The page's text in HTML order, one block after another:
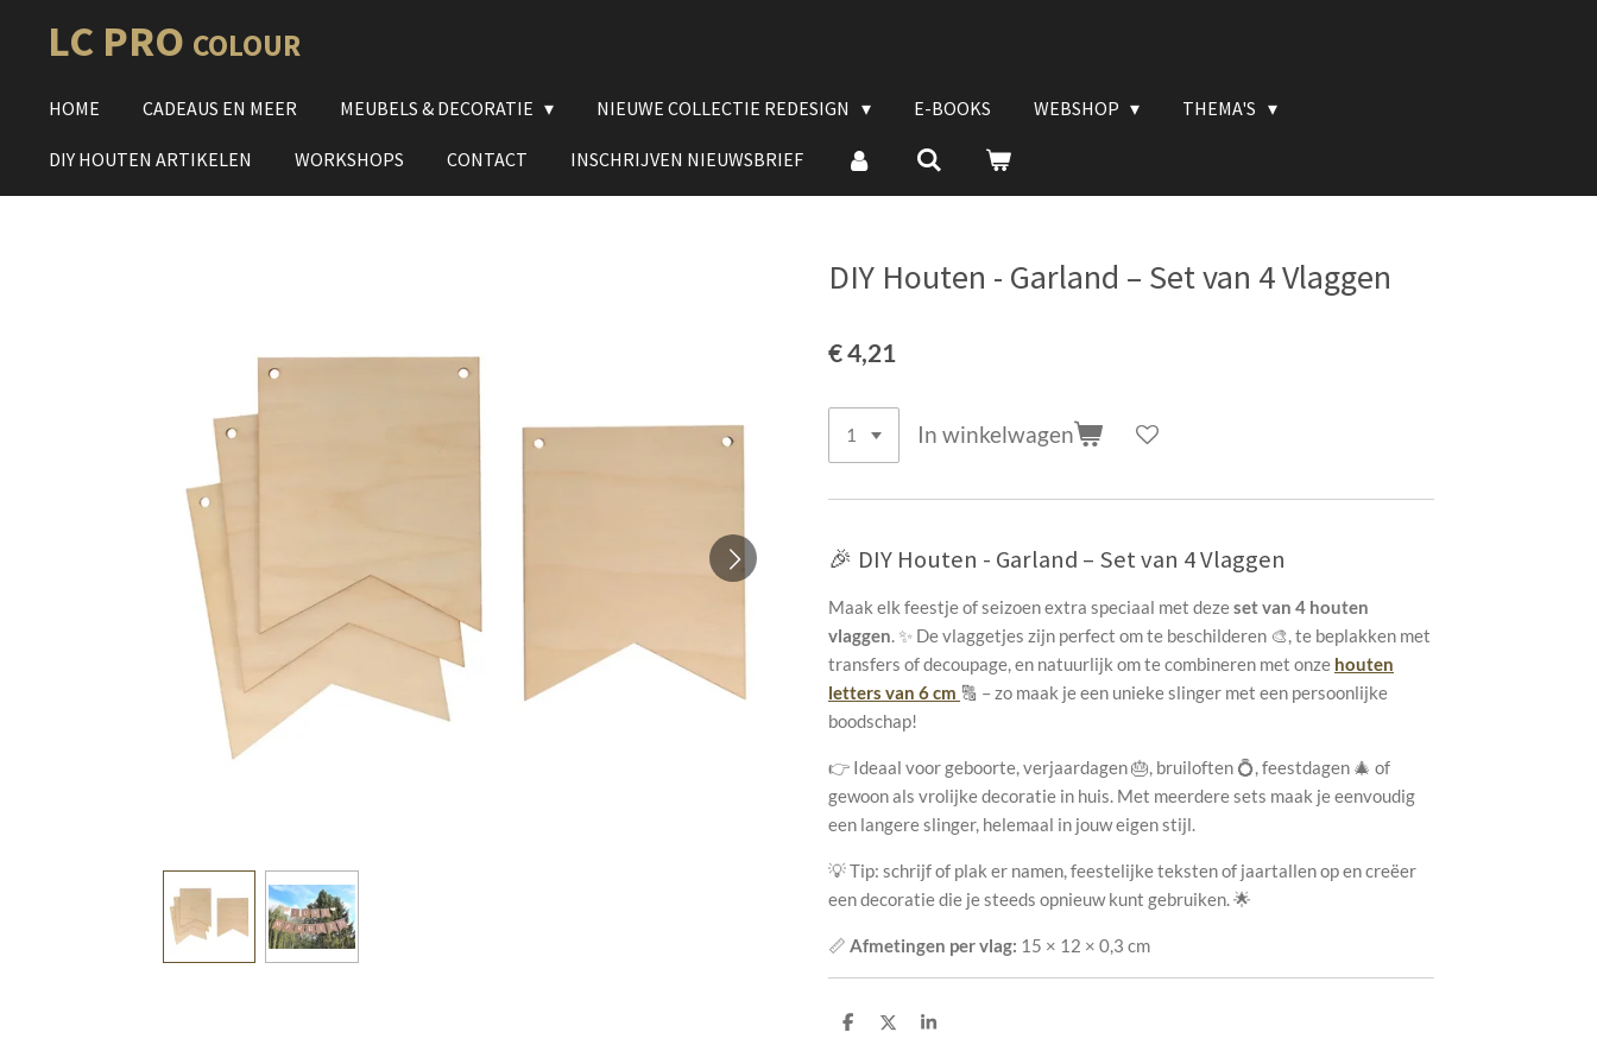
directLC PRO COLOUR
HOME CADEAUS EN MEER MEUBELS & DECORATIE NIEUWE COLLECTIE REDESIGN E-BOOKS WEBSHOP THEMA'S
DIY HOUTEN ARTIKELEN WORKSHOPS CONTACT INSCHRIJVEN NIEUWSBRIEF
DIY Houten - Garland – Set van 4 Vlaggen
€ 4,21
In winkelwagen
🎉 DIY Houten - Garland – Set van 4 Vlaggen
Maak elk feestje of seizoen extra speciaal met dezeset van 4 houten
vlaggen. ✨ De vlaggetjes zijn perfect om te beschilderen 🎨, te beplakken met
transfers of decoupage, en natuurlijk om te combineren met onze houten
letters van 6 cm 🔠 – zo maak je een unieke slinger met een persoonlijke
boodschap!
👉 Ideaal voor geboorte, verjaardagen 🎂, bruiloften 💍, feestdagen 🎄 of
gewoon als vrolijke decoratie in huis. Met meerdere sets maak je eenvoudig
een langere slinger, helemaal in jouw eigen stijl.
💡 Tip: schrijf of plak er namen, feestelijke teksten of jaartallen op en creëer
een decoratie die je steeds opnieuw kunt gebruiken. 🌟
📏 Afmetingen per vlag: 15 × 12 × 0,3 cm
D
D
S